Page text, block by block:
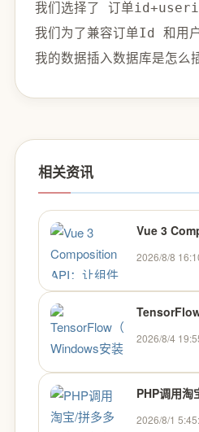
我们选择了 订单id+
我们为了兼容订单Id 和用
相关资讯
Vue 3
2026/8/8
2026/8/4
PHP调用淘
2026/8/1